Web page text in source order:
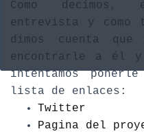
Como decimos,
entrevista y
dimos cuenta
encontrarle a él
intentamos
lista de enlaces:
Twitter
Pagina del